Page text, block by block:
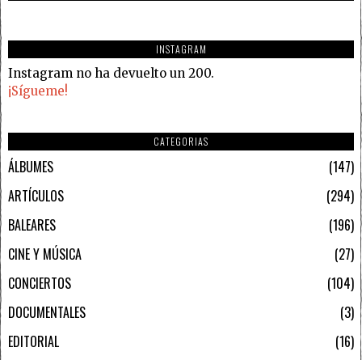
INSTAGRAM
Instagram no ha devuelto un 200.
¡Sígueme!
CATEGORIAS
ÁLBUMES
147
ARTÍCULOS
294
BALEARES
196
CINE Y MÚSICA
27
CONCIERTOS
104
DOCUMENTALES
3
EDITORIAL
16